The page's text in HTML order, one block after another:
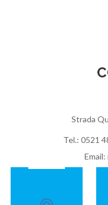
Strada
Tel.: 0521
Email: